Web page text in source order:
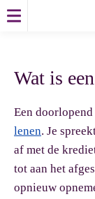
Wat is
Een
lenen. Je
af met de
tot aan het
opnieuw